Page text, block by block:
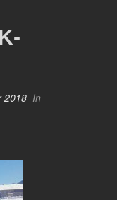
2018 In